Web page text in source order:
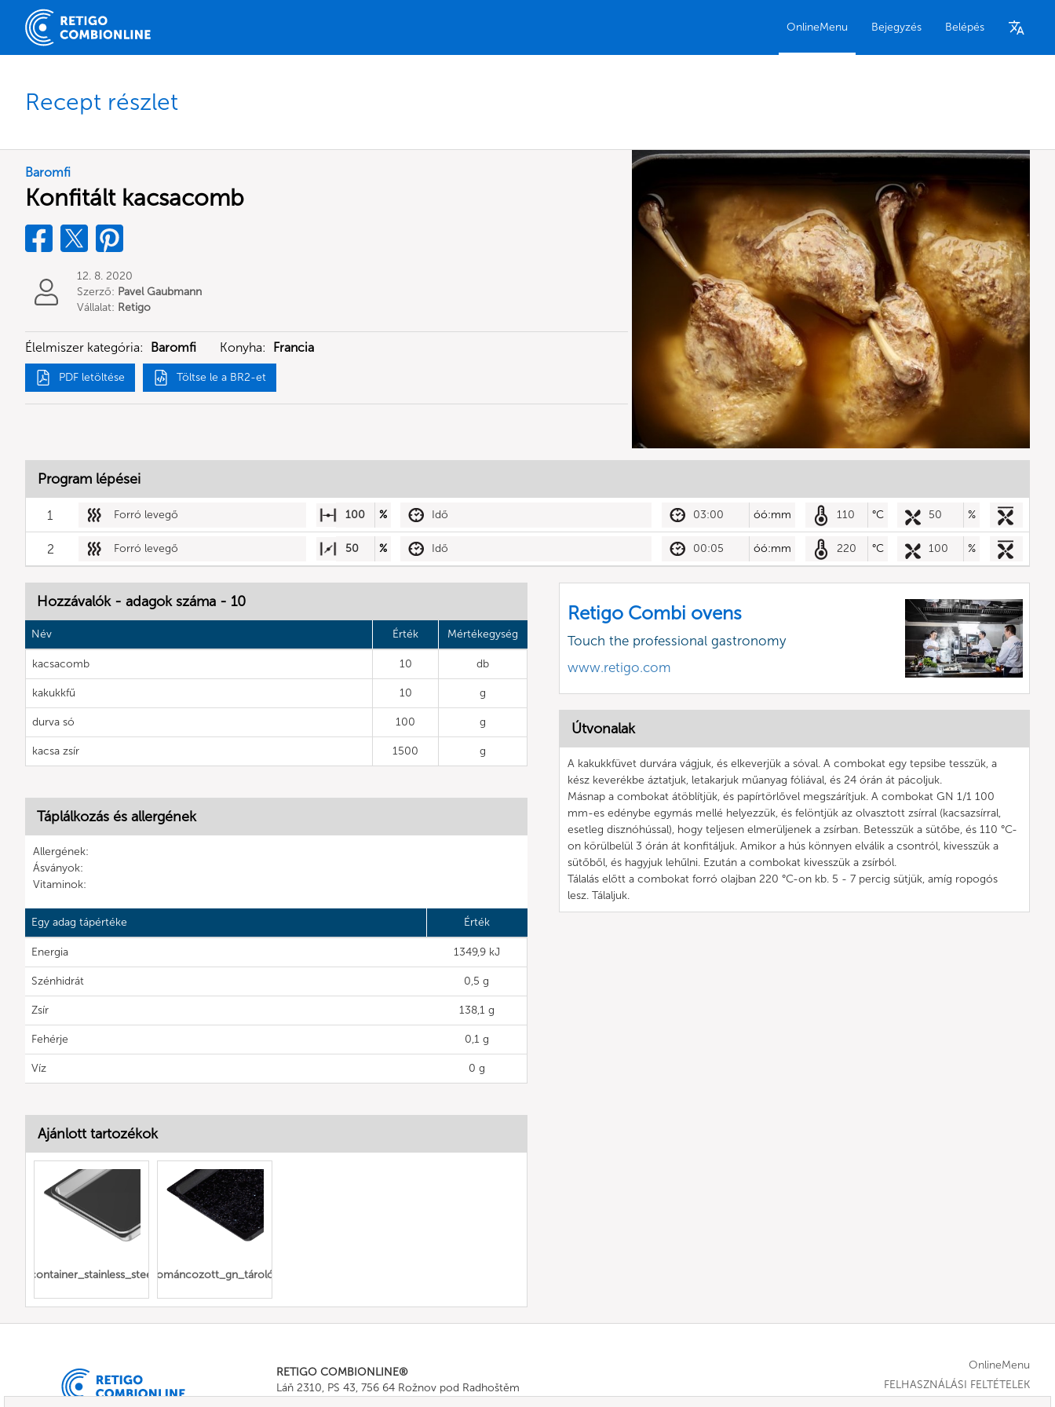
OnlineMenu Bejegyzés Belépés
Recept részlet
Baromfi
Konfitált kacsacomb
12. 8. 2020
Szerző: Pavel Gaubmann
Vállalat: Retigo
Élelmiszer kategória: Baromfi Konyha: Francia
PDF letöltése Töltse le a BR2-et
Program lépései
1 Forró levegő 100 % Idő 03:00 óó:mm 110 °C 50 %
2 Forró levegő 50 % Idő 00:05 óó:mm 220 °C 100 %
Hozzávalók - adagok száma - 10
Név Érték Mértékegység
kacsacomb 10 db
kakukkfű 10 g
durva só 100 g
kacsa zsír 1500 g
Táplálkozás és allergének
Allergének:
Ásványok:
Vitaminok:
Egy adag tápértéke Érték
Energia 1349,9 kJ
Szénhidrát 0,5 g
Zsír 138,1 g
Fehérje 0,1 g
Víz 0 g
Retigo Combi ovens
Touch the professional gastronomy
www.retigo.com
Útvonalak
A kakukkfüvet durvára vágjuk, és elkeverjük a sóval. A combokat egy tepsibe tesszük, a
kész keverékbe áztatjuk, letakarjuk műanyag fóliával, és 24 órán át pácoljuk.
Másnap a combokat átöblítjük, és papírtörlővel megszárítjuk. A combokat GN 1/1 100
mm-es edénybe egymás mellé helyezzük, és felöntjük az olvasztott zsírral (kacsazsírral,
esetleg disznóhússal), hogy teljesen elmerüljenek a zsírban. Betesszük a sütőbe, és 110 °C-
on körülbelül 3 órán át konfitáljuk. Amikor a hús könnyen elválik a csontról, kivesszük a
sütőből, és hagyjuk lehűlni. Ezután a combokat kivesszük a zsírból.
Tálalás előtt a combokat forró olajban 220 °C-on kb. 5 - 7 percig sütjük, amíg ropogós
lesz. Tálaljuk.
Ajánlott tartozékok
Gn_container_stainless_steel_fullzománcozott_gn_tárolók
RETIGO COMBIONLINE®
Láň 2310, PS 43, 756 64 Rožnov pod Radhoštěm
OnlineMenu
FELHASZNÁLÁSI FELTÉTELEK